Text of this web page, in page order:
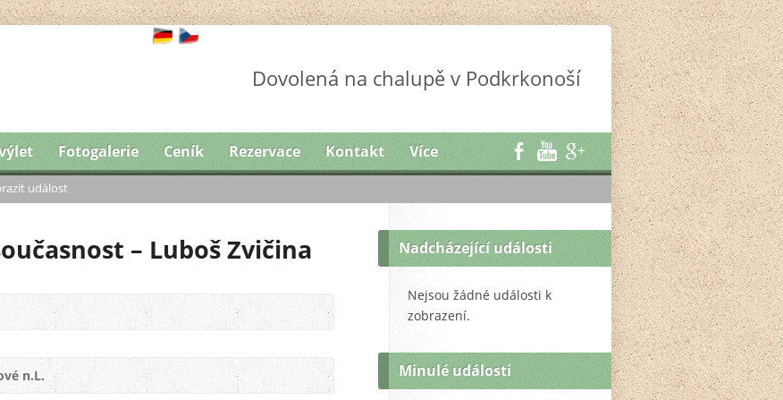
Dovolená na chalupě v Podkrkonoší
Fotogalerie Ceník Rezervace Kontakt Více
událost
– Luboš Zvičina
n.L.
Nadcházející události
Nejsou žádné události k
zobrazení.
Minulé události